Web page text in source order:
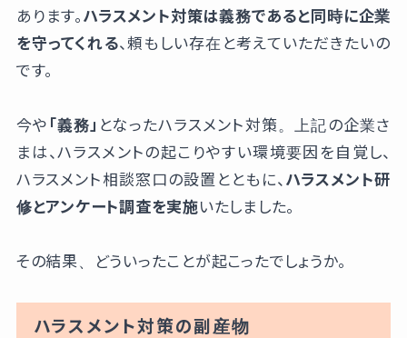
あります。 ハラスメント対策は義務であると同時に企業
を守ってくれる、頼もしい存在と考えていただきたいの
です。
今や 「義務」 となったハラスメント対策。上記の企業さ
まは、ハラスメントの起こりやすい環境要因を自覚し、
ハラスメント相談窓口の設置とともに、 ハラスメント研
修とアンケート調査を実施いたしました。
その結果、どういったことが起こったでしょうか。
ハラスメント対策の副産物